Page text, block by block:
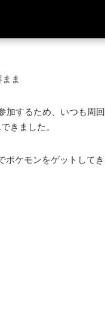
ま
加するため、いつも周
きました。
ポケモンをゲットして